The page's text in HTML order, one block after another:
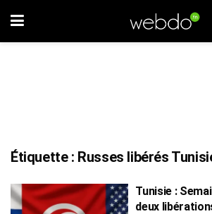
Étiquette : Russes libérés
Tunisie :
deux